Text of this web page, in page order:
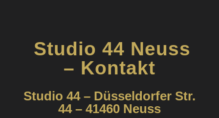
Studio 44 Neuss
– Kontakt
Studio 44 – Düsseldorfer Str.
44 – 41460 Neuss